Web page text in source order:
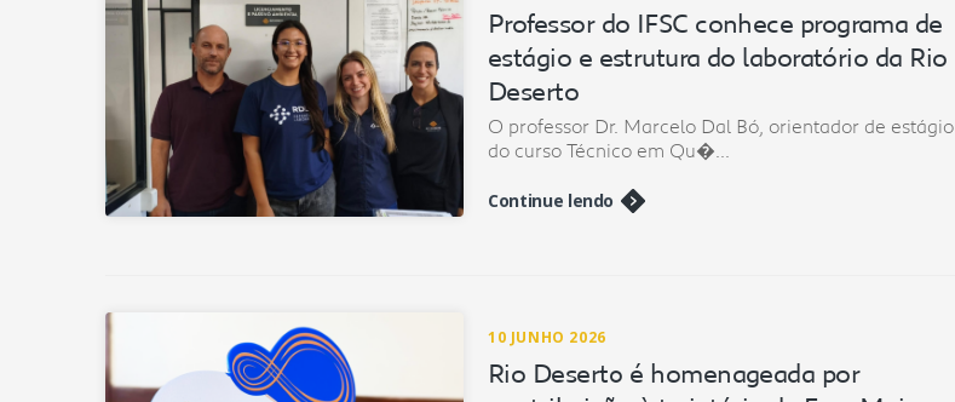
Professor do IFSC conhece programa de
estágio e estrutura do laboratório da Rio
Deserto
O professor Dr. Marcelo Dal Bó, orientador de estágio
do curso Técnico em Qu�...
Continue lendo
10 JUNHO 2026
Rio Deserto é homenageada por